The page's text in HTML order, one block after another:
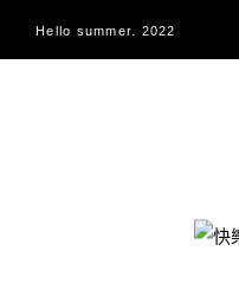
Hello summer. 2022